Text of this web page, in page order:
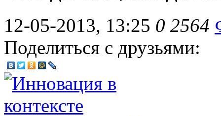
12-05-2013, 13:25 0 2564
Поделиться с друзьями: